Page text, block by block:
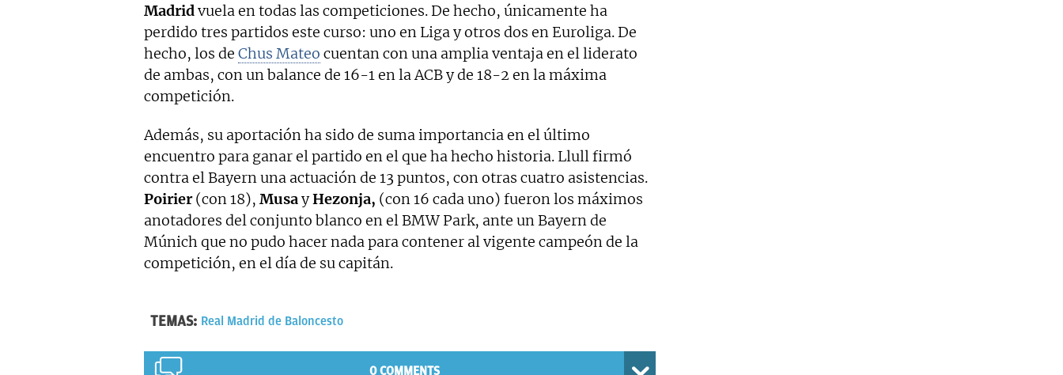
Madridvuela en todas las competiciones. De hecho, únicamente ha
perdido tres partidos este curso: uno en Liga y otros dos en Euroliga. De
hecho, los de Chus Mateo cuentan con una amplia ventaja en el liderato
de ambas, con un balance de 16-1 en la ACB y de 18-2 en la máxima
competición.
Además, su aportación ha sido de suma importancia en el último
encuentro para ganar el partido en el que ha hecho historia. Llull firmó
contra el Bayern una actuación de 13 puntos, con otras cuatro asistencias.
Poirier(con 18), MusayHezonja, (con 16 cada uno) fueron los máximos
anotadores del conjunto blanco en el BMW Park, ante un Bayern de
Múnich que no pudo hacer nada para contener al vigente campeón de la
competición, en el día de su capitán.
TEMAS: Real Madrid de Baloncesto
0 COMMENTS